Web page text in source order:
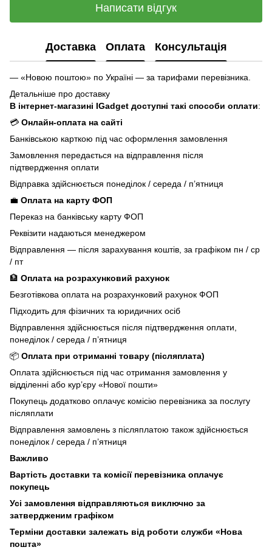
Написати відгук
Доставка Оплата Консультація
— «Новою поштою» по Україні — за тарифами перевізника.
Детальніше про доставку
В інтернет-магазині IGadget доступні такі способи оплати:
💳 Онлайн-оплата на сайті
Банківською карткою під час оформлення замовлення
Замовлення передається на відправлення після
підтвердження оплати
Відправка здійснюється понеділок / середа / п’ятниця
💼 Оплата на карту ФОП
Переказ на банківську карту ФОП
Реквізити надаються менеджером
Відправлення — після зарахування коштів, за графіком пн / ср
/ пт
🏦 Оплата на розрахунковий рахунок
Безготівкова оплата на розрахунковий рахунок ФОП
Підходить для фізичних та юридичних осіб
Відправлення здійснюється після підтвердження оплати,
понеділок / середа / п’ятниця
📦 Оплата при отриманні товару (післяплата)
Оплата здійснюється під час отримання замовлення у
відділенні або кур’єру «Нової пошти»
Покупець додатково оплачує комісію перевізника за послугу
післяплати
Відправлення замовлень з післяплатою також здійснюється
понеділок / середа / п’ятниця
Важливо
Вартість доставки та комісії перевізника оплачує
покупець
Усі замовлення відправляються виключно за
затвердженим графіком
Терміни доставки залежать від роботи служби «Нова
пошта»